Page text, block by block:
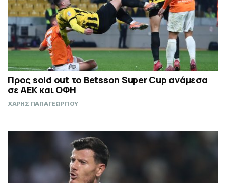
Προς sold out το Betsson Super Cup ανάμεσα
σε ΑΕΚ και ΟΦΗ
ΧΑΡΗΣ ΠΑΠΑΓΕΩΡΓΙΟΥ